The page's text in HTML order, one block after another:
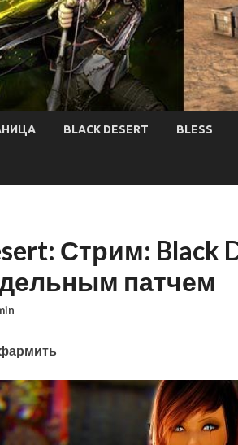
BLACK DESERT BLESS
Стрим:
патчем